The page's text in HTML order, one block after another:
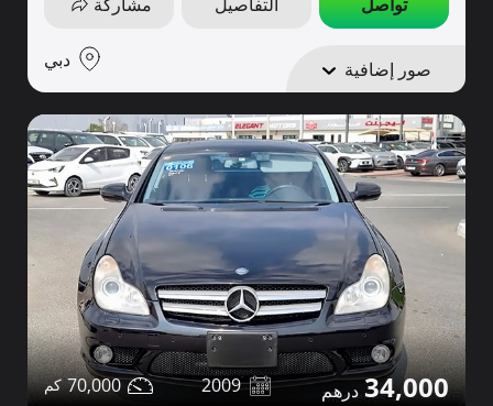
صور إضافية دبي
34,000
2009
70,000